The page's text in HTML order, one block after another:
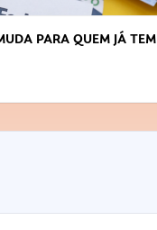
PARA QUEM JÁ TEM